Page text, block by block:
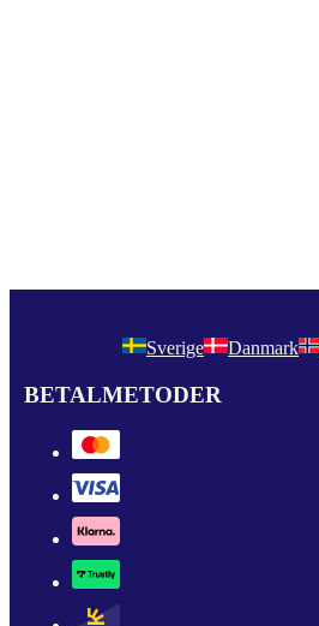
Sverige Danmark
BETALMETODER